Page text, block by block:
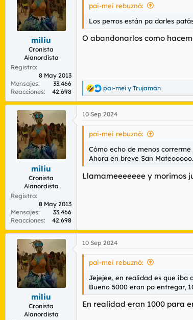
e
s
miliu
Cronista
Alanordista
Registro
8 May 2013
Mensajes
33.466
Reacciones
42.698
pai-mei rebuznó:
Los perros están pa darles
O abandonarlos como
R
e
a
c
c
n
s
pai-mei y Trujamán
miliu
Cronista
Alanordista
Registro
8 May 2013
Mensajes
33.466
Reacciones
42.698
10 Sep 2024
pai-mei rebuznó:
Cómo echo de menos
Ahora en breve San
Llamameeeeeee y morimos
miliu
Cronista
Alanordista
10 Sep 2024
pai-mei rebuznó:
Jejejee, en realidad es que iba
Bueno 5000 eran pa entregar,
En realidad eran 1000 para